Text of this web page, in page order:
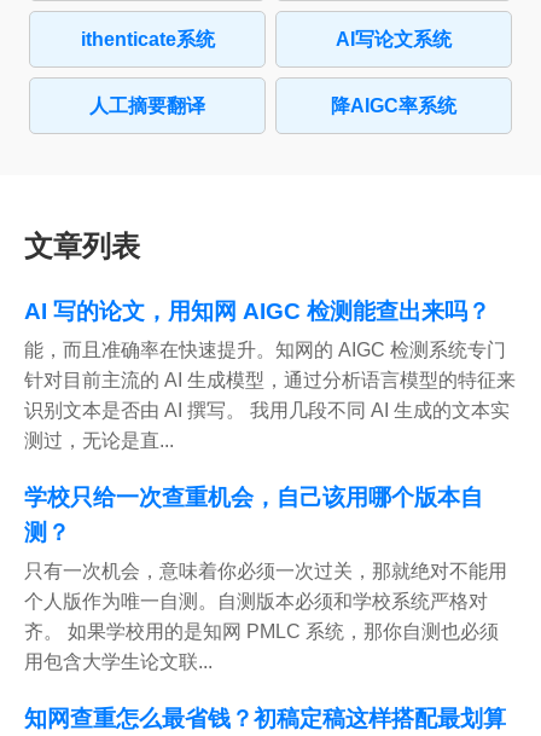
ithenticate系统 AI写论文系统
人工摘要翻译 降AIGC率系统
文章列表
AI 写的论文，用知网 AIGC 检测能查出来吗？
能，而且准确率在快速提升。知网的 AIGC 检测系统专门
针对目前主流的 AI 生成模型，通过分析语言模型的特征来
识别文本是否由 AI 撰写。 我用几段不同 AI 生成的文本实
测过，无论是直...
学校只给一次查重机会，自己该用哪个版本自
测？
只有一次机会，意味着你必须一次过关，那就绝对不能用
个人版作为唯一自测。自测版本必须和学校系统严格对
齐。 如果学校用的是知网 PMLC 系统，那你自测也必须
用包含大学生论文联...
知网查重怎么最省钱？初稿定稿这样搭配最划算